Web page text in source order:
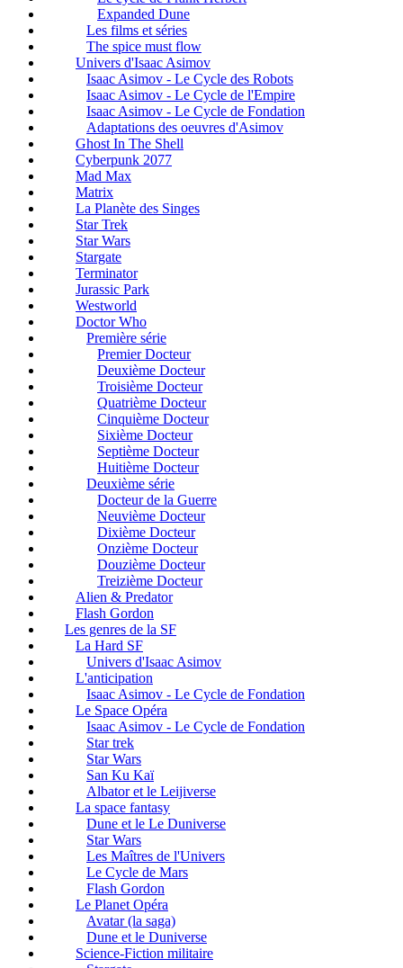
Expanded Dune
Les films et séries
The spice must flow
Univers d'Isaac Asimov
Isaac Asimov - Le Cycle des Robots
Isaac Asimov - Le Cycle de l'Empire
Isaac Asimov - Le Cycle de Fondation
Adaptations des oeuvres d'Asimov
Ghost In The Shell
Cyberpunk 2077
Mad Max
Matrix
La Planète des Singes
Star Trek
Star Wars
Stargate
Terminator
Jurassic Park
Westworld
Doctor Who
Première série
Premier Docteur
Deuxième Docteur
Troisième Docteur
Quatrième Docteur
Cinquième Docteur
Sixième Docteur
Septième Docteur
Huitième Docteur
Deuxième série
Docteur de la Guerre
Neuvième Docteur
Dixième Docteur
Onzième Docteur
Douzième Docteur
Treizième Docteur
Alien & Predator
Flash Gordon
Les genres de la SF
La Hard SF
Univers d'Isaac Asimov
L'anticipation
Isaac Asimov - Le Cycle de Fondation
Le Space Opéra
Isaac Asimov - Le Cycle de Fondation
Star trek
Star Wars
San Ku Kaï
Albator et le Leijiverse
La space fantasy
Dune et le Le Duniverse
Star Wars
Les Maîtres de l'Univers
Le Cycle de Mars
Flash Gordon
Le Planet Opéra
Avatar (la saga)
Dune et le Duniverse
Science-Fiction militaire